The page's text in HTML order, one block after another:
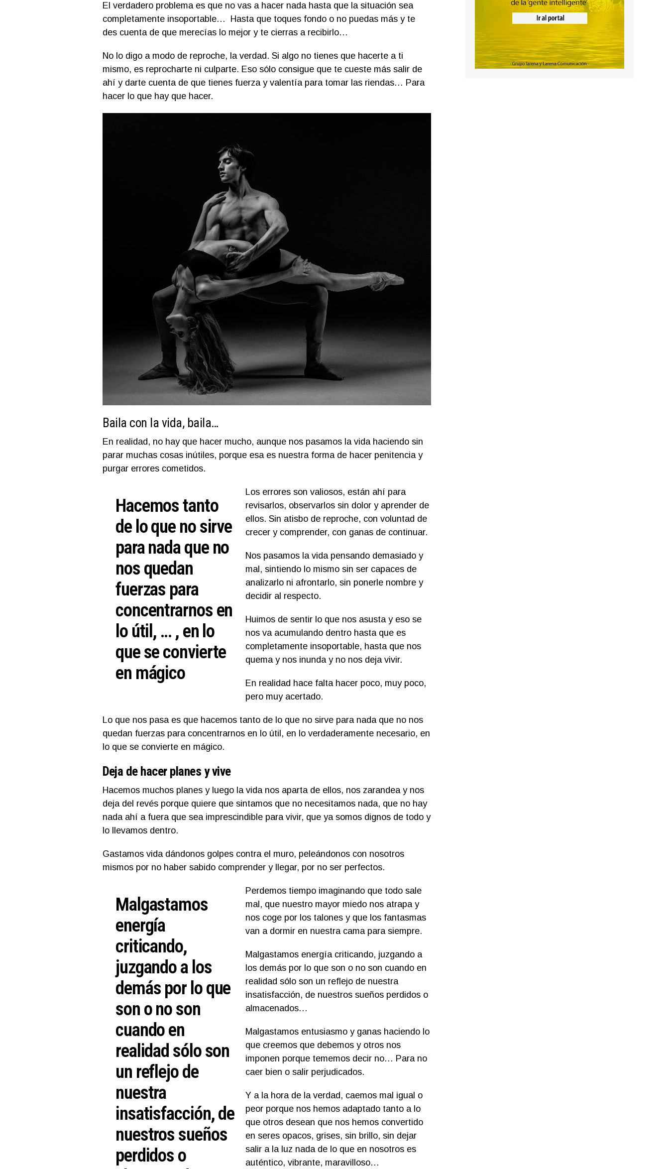
El verdadero problema es que no vas a hacer nada hasta que la situación sea
completamente insoportable… Hasta que toques fondo o no puedas más y te
des cuenta de que merecías lo mejor y te cierras a recibirlo…
No lo digo a modo de reproche, la verdad. Si algo no tienes que hacerte a ti
mismo, es reprocharte ni culparte. Eso sólo consigue que te cueste más salir de
ahí y darte cuenta de que tienes fuerza y valentía para tomar las riendas… Para
hacer lo que hay que hacer.
Baila con la vida, baila…
En realidad, no hay que hacer mucho, aunque nos pasamos la vida haciendo sin
parar muchas cosas inútiles, porque esa es nuestra forma de hacer penitencia y
purgar errores cometidos.
Hacemos tanto
de lo que no sirve
para nada que no
nos quedan
fuerzas para
concentrarnos en
lo útil, … , en lo
que se convierte
en mágico
Los errores son valiosos, están ahí para
revisarlos, observarlos sin dolor y aprender de
ellos. Sin atisbo de reproche, con voluntad de
crecer y comprender, con ganas de continuar.
Nos pasamos la vida pensando demasiado y
mal, sintiendo lo mismo sin ser capaces de
analizarlo ni afrontarlo, sin ponerle nombre y
decidir al respecto.
Huimos de sentir lo que nos asusta y eso se
nos va acumulando dentro hasta que es
completamente insoportable, hasta que nos
quema y nos inunda y no nos deja vivir.
En realidad hace falta hacer poco, muy poco,
pero muy acertado.
Lo que nos pasa es que hacemos tanto de lo que no sirve para nada que no nos
quedan fuerzas para concentrarnos en lo útil, en lo verdaderamente necesario, en
lo que se convierte en mágico.
Deja de hacer planes y vive
Hacemos muchos planes y luego la vida nos aparta de ellos, nos zarandea y nos
deja del revés porque quiere que sintamos que no necesitamos nada, que no hay
nada ahí a fuera que sea imprescindible para vivir, que ya somos dignos de todo y
lo llevamos dentro.
Gastamos vida dándonos golpes contra el muro, peleándonos con nosotros
mismos por no haber sabido comprender y llegar, por no ser perfectos.
Malgastamos
energía
criticando,
juzgando a los
demás por lo que
son o no son
cuando en
realidad sólo son
un reflejo de
nuestra
insatisfacción, de
nuestros sueños
perdidos o
Perdemos tiempo imaginando que todo sale
mal, que nuestro mayor miedo nos atrapa y
nos coge por los talones y que los fantasmas
van a dormir en nuestra cama para siempre.
Malgastamos energía criticando, juzgando a
los demás por lo que son o no son cuando en
realidad sólo son un reflejo de nuestra
insatisfacción, de nuestros sueños perdidos o
almacenados…
Malgastamos entusiasmo y ganas haciendo lo
que creemos que debemos y otros nos
imponen porque tememos decir no… Para no
caer bien o salir perjudicados.
Y a la hora de la verdad, caemos mal igual o
peor porque nos hemos adaptado tanto a lo
que otros desean que nos hemos convertido
en seres opacos, grises, sin brillo, sin dejar
salir a la luz nada de lo que en nosotros es
auténtico, vibrante, maravilloso…